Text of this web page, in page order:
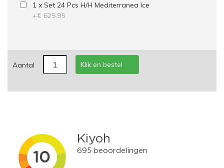
1 x Set 24 Pcs H/H Mediterranea Ice
+€ 625,95
Aantal Klik en bestel